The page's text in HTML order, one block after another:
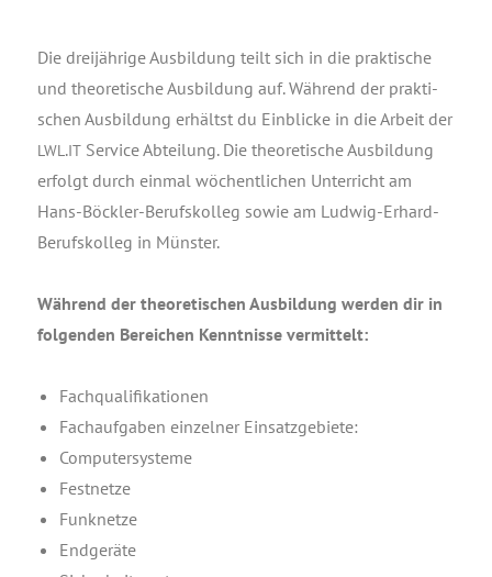
Die drei­jäh­ri­ge Aus­bil­dung teilt sich in die prak­ti­sche
und theo­re­ti­sche Aus­bil­dung auf. Wäh­rend der prak­ti­
schen Aus­bil­dung erhältst du Ein­bli­cke in die Arbeit der
LWL.IT Ser­vice Abtei­lung. Die theo­re­ti­sche Aus­bil­dung
erfolgt durch ein­mal wöchent­li­chen Unter­richt am
Hans-Böck­ler-Berufs­kol­leg sowie am Lud­wig-Erhard-
Berufs­kol­leg in Münster.
Wäh­rend der theo­re­ti­schen Aus­bil­dung wer­den dir in
fol­gen­den Berei­chen Kennt­nis­se vermittelt:
Fach­qua­li­fi­ka­tio­nen
Fach­auf­ga­ben ein­zel­ner Einsatzgebiete:
Com­pu­ter­sys­te­me
Fest­net­ze
Funk­net­ze
End­ge­rä­te